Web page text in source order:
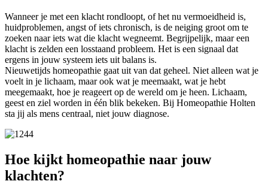
Wanneer je met een klacht rondloopt, of het nu vermoeidheid is,
huidproblemen, angst of iets chronisch, is de neiging groot om te
zoeken naar iets wat die klacht wegneemt. Begrijpelijk, maar een
klacht is zelden een losstaand probleem. Het is een signaal dat
ergens in jouw systeem iets uit balans is.
Nieuwetijds homeopathie gaat uit van dat geheel. Niet alleen wat je
voelt in je lichaam, maar ook wat je meemaakt, wat je hebt
meegemaakt, hoe je reageert op de wereld om je heen. Lichaam,
geest en ziel worden in één blik bekeken. Bij Homeopathie Holten
sta jij als mens centraal, niet jouw diagnose.
Hoe kijkt homeopathie naar jouw
klachten?